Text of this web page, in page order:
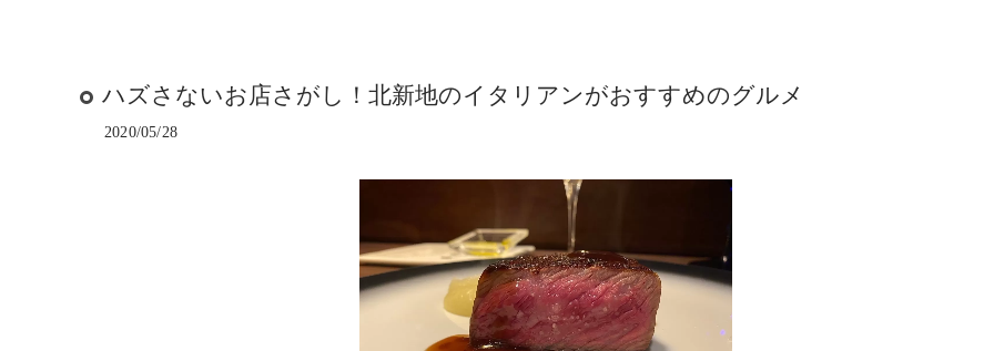
ハズさないお店さがし！北新地のイタリアンがおすすめのグルメ
2020/05/28